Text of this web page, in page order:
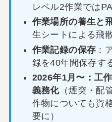
レベル2作業では
作業場所の養生と
生シートによる飛
作業記録の保存 ：
録を40年間保存す
2026年1月〜：工
義務化（煙突・配
作物についても資
要に）